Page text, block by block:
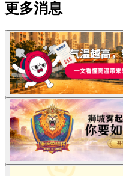
更多消息